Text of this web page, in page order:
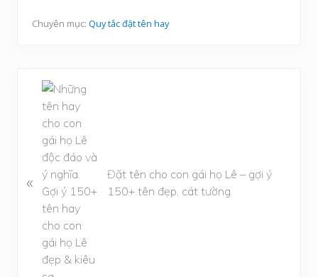
Chuyên mục: Quy tắc đặt tên hay
t
«
Đặt tên cho con gái họ Lê – gợi ý
150+ tên đẹp, cát tường